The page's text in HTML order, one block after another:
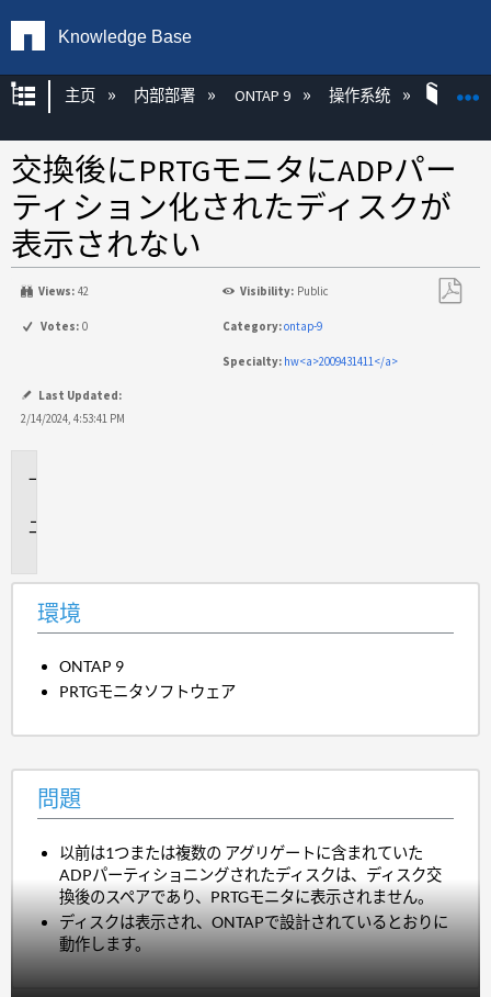
Knowledge Base
扩展/隐缩全局层次
主页 内部部署 ONTAP 9 操作系统
交換後にPRTGモニタにADPパー
ティション化されたディスクが
表示されない
Views: 42 Visibility: Public
Votes: 0 Category:ontap-9
Specialty: hw<a>2009431411</a>
Last Updated:
2/14/2024, 4:53:41 PM
環境
ONTAP 9
PRTGモニタソフトウェア
問題
以前は1つまたは複数の アグリゲートに含まれていた
ADPパーティショニングされたディスクは、ディスク交
換後のスペアであり、PRTGモニタに表示されません。
ディスクは表示され、ONTAPで設計されているとおりに
動作します。